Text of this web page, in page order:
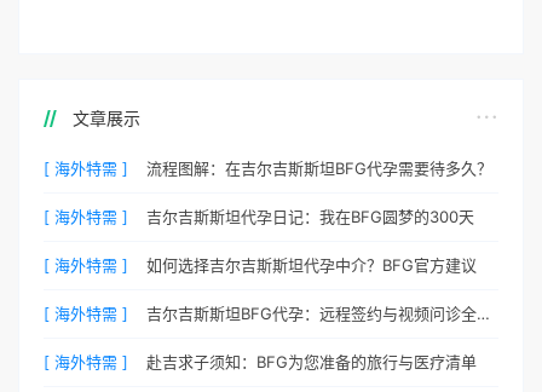
文章展示
[ 海外特需 ] 流程图解：在吉尔吉斯斯坦BFG代孕需要待多久？
[ 海外特需 ] 吉尔吉斯斯坦代孕日记：我在BFG圆梦的300天
[ 海外特需 ] 如何选择吉尔吉斯斯坦代孕中介？BFG官方建议
[ 海外特需 ] 吉尔吉斯斯坦BFG代孕：远程签约与视频问诊全流程
[ 海外特需 ] 赴吉求子须知：BFG为您准备的旅行与医疗清单